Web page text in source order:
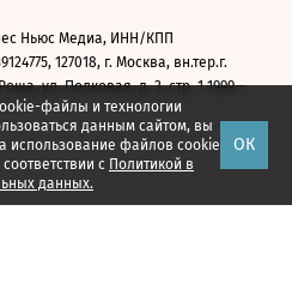
файлы и технологии
данным сайтом, вы
использование файлов cookie
с Политикой в
данных.
ОК
Ньюс Медиа, ИНН/КПП
127018, г. Москва, вн.тер.г.
ул. Полковая, д. 3, стр. 1 1999—